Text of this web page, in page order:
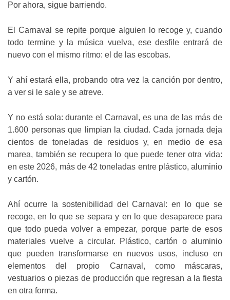
Por ahora, sigue barriendo.
El Carnaval se repite porque alguien lo recoge y, cuando
todo termine y la música vuelva, ese desfile entrará de
nuevo con el mismo ritmo: el de las escobas.
Y ahí estará ella, probando otra vez la canción por dentro,
a ver si le sale y se atreve.
Y no está sola: durante el Carnaval, es una de las más de
1.600 personas que limpian la ciudad. Cada jornada deja
cientos de toneladas de residuos y, en medio de esa
marea, también se recupera lo que puede tener otra vida:
en este 2026, más de 42 toneladas entre plástico, aluminio
y cartón.
Ahí ocurre la sostenibilidad del Carnaval: en lo que se
recoge, en lo que se separa y en lo que desaparece para
que todo pueda volver a empezar, porque parte de esos
materiales vuelve a circular. Plástico, cartón o aluminio
que pueden transformarse en nuevos usos, incluso en
elementos del propio Carnaval, como máscaras,
vestuarios o piezas de producción que regresan a la fiesta
en otra forma.